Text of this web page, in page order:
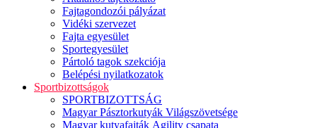
Fajtagondozói pályázat
Vidéki szervezet
Fajta egyesület
Sportegyesület
Pártoló tagok szekciója
Belépési nyilatkozatok
Sportbizottságok
SPORTBIZOTTSÁG
Magyar Pásztorkutyák Világszövetsége
Magyar kutyafajták Agility csapata